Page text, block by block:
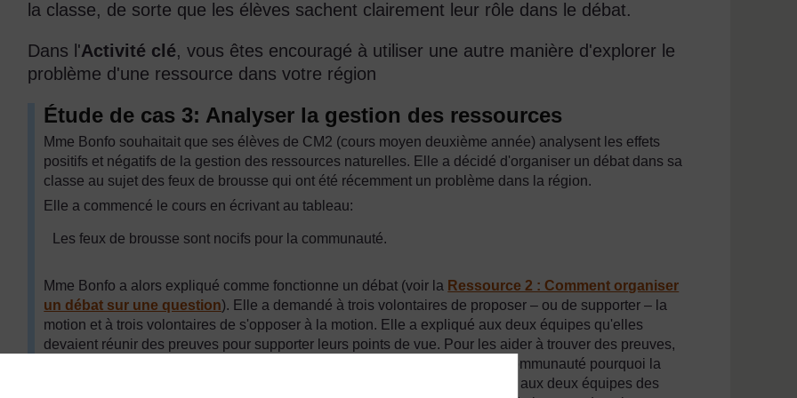
la classe, de sorte que les élèves sachent clairement leur rôle dans le débat.
Dans l'Activité clé, vous êtes encouragé à utiliser une autre manière d'explorer le
problème d'une ressource dans votre région
Étude de cas 3: Analyser la gestion des ressources
Mme Bonfo souhaitait que ses élèves de CM2 (cours moyen deuxième année) analysent les effets
positifs et négatifs de la gestion des ressources naturelles. Elle a décidé d'organiser un débat dans sa
classe au sujet des feux de brousse qui ont été récemment un problème dans la région.
Elle a commencé le cours en écrivant au tableau:
Les feux de brousse sont nocifs pour la communauté.
Mme Bonfo a alors expliqué comme fonctionne un débat (voir la Ressource 2 : Comment organiser
un débat sur une question). Elle a demandé à trois volontaires de proposer – ou de supporter – la
motion et à trois volontaires de s'opposer à la motion. Elle a expliqué aux deux équipes qu'elles
devaient réunir des preuves pour supporter leurs points de vue. Pour les aider à trouver des preuves,
elle a encouragé chaque équipe à demander aux personnes âgées de la communauté pourquoi la
communauté brûle souvent la végétation dans la région. Elle a aussi donné aux deux équipes des